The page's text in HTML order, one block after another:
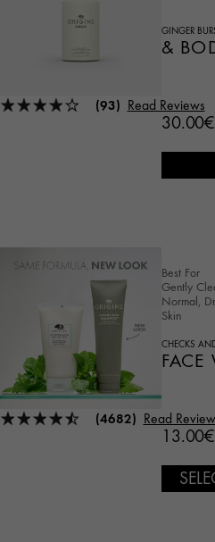
GINGER
&
(93) Read Reviews
30.00€
Best For
Gently
Normal,
Skin
CHECKS
FACE
(4682) Read